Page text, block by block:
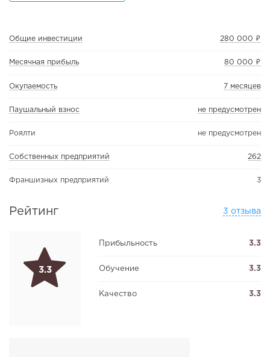
Общие инвестиции 280 000 ₽
Месячная прибыль 80 000 ₽
Окупаемость 7 месяцев
Паушальный взнос не предусмотрен
Роялти не предусмотрен
Собственных предприятий 262
Франшизных предприятий 3
Рейтинг 3 отзыва
3.3
Прибыльность 3.3
Обучение 3.3
Качество 3.3